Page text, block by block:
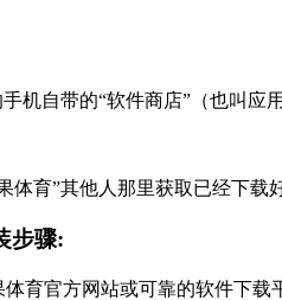
机自带的“软件商店”（也叫
体育”其他人那里获取已经下
步骤:
育官方网站或可靠的软件下